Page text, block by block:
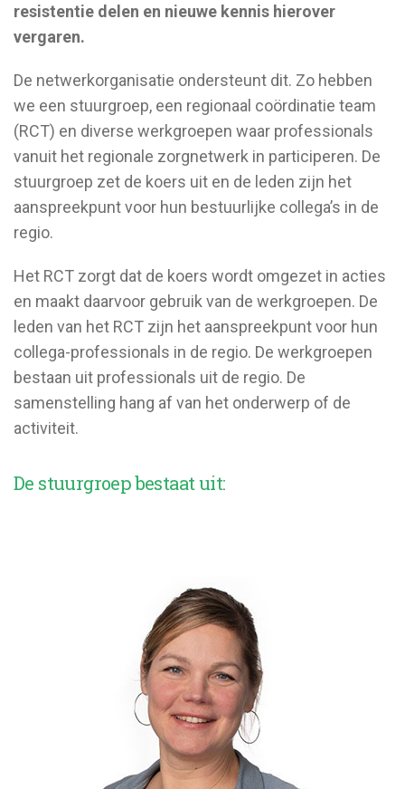
resistentie delen en nieuwe kennis hierover
vergaren.
De netwerkorganisatie ondersteunt dit. Zo hebben
we een stuurgroep, een regionaal coördinatie team
(RCT) en diverse werkgroepen waar professionals
vanuit het regionale zorgnetwerk in participeren. De
stuurgroep zet de koers uit en de leden zijn het
aanspreekpunt voor hun bestuurlijke collega’s in de
regio.
Het RCT zorgt dat de koers wordt omgezet in acties
en maakt daarvoor gebruik van de werkgroepen. De
leden van het RCT zijn het aanspreekpunt voor hun
collega-professionals in de regio. De werkgroepen
bestaan uit professionals uit de regio. De
samenstelling hang af van het onderwerp of de
activiteit.
De stuurgroep bestaat uit: